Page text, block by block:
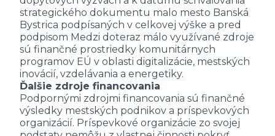
strategického dokumentu malo mesto Banská
Bystrica podpísaných v celkovej výške a pred
podpisom Medzi doteraz málo využívané zdroje
sú finančné prostriedky komunitárnych
programov EÚ v oblasti digitalizácie, mestských
inovácií, vzdelávania a energetiky.
Ďalšie zdroje financovania
Podpornými zdrojmi financovania sú finančné
výsledky mestských podnikov a príspevkových
organizácií. Príspevkové organizácie zo svojej